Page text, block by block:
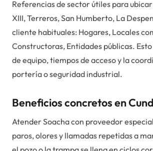
Referencias de sector útiles para
XIII, Terreros, San Humberto, La
cliente habituales: Hogares, Locales
Constructoras, Entidades públicas.
de equipo, tiempos de acceso y la
portería o seguridad industrial.
Beneficios concretos en
Atender Soacha con proveedor
paros, olores y llamadas repetidas a